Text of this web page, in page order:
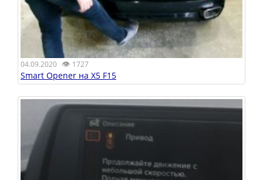
04.09.2020 👁 1727
Smart Opener на X5 F15